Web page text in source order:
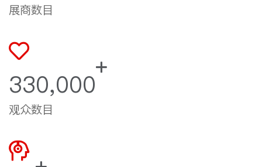
展商数目
330,000
观众数目